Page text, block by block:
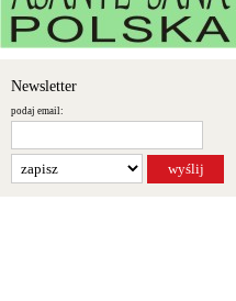
Newsletter
podaj email: